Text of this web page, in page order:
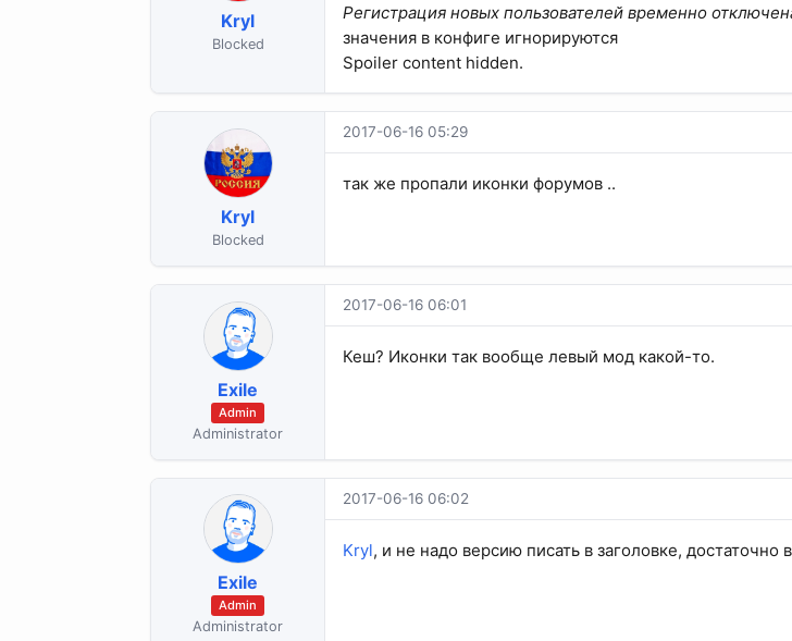
Kryl
Blocked
Регистрация новых пользователей временно
значения в конфиге игнорируются
Spoiler content hidden.
Kryl
Blocked
2017-06-16 05:29
так же пропали иконки форумов ..
Exile
Admin
Administrator
2017-06-16 06:01
Кеш? Иконки так вообще левый мод какой-то.
Exile
Admin
Administrator
2017-06-16 06:02
Kryl, и не надо версию писать в заголовке, достаточно